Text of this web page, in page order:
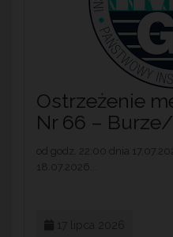
Ostrzeżenie
Nr 66 –
od godz. 22:00 dnia
18.07.2026...